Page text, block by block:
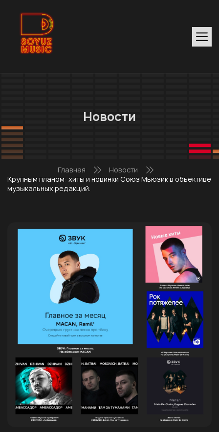
Новости
Главная
Новости
Крупным планом: хиты и новинки Союз Мьюзик в объективе
музыкальных редакций.